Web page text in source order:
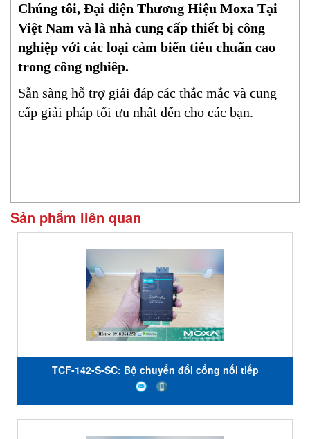
Chúng tôi, Đại diện Thương Hiệu Moxa Tại
Việt Nam và là nhà cung cấp thiết bị công
nghiệp với các loại cảm biến tiêu chuẩn cao
trong công nghiêp.
Sẵn sàng hỗ trợ giải đáp các thắc mắc và cung
cấp giải pháp tối ưu nhất đến cho các bạn.
Sản phẩm liên quan
TCF-142-S-SC: Bộ chuyển đổi cổng nối tiếp
RS232/485/422 sang quang giá rẻ, Đại lý Moxa Việt
Nam